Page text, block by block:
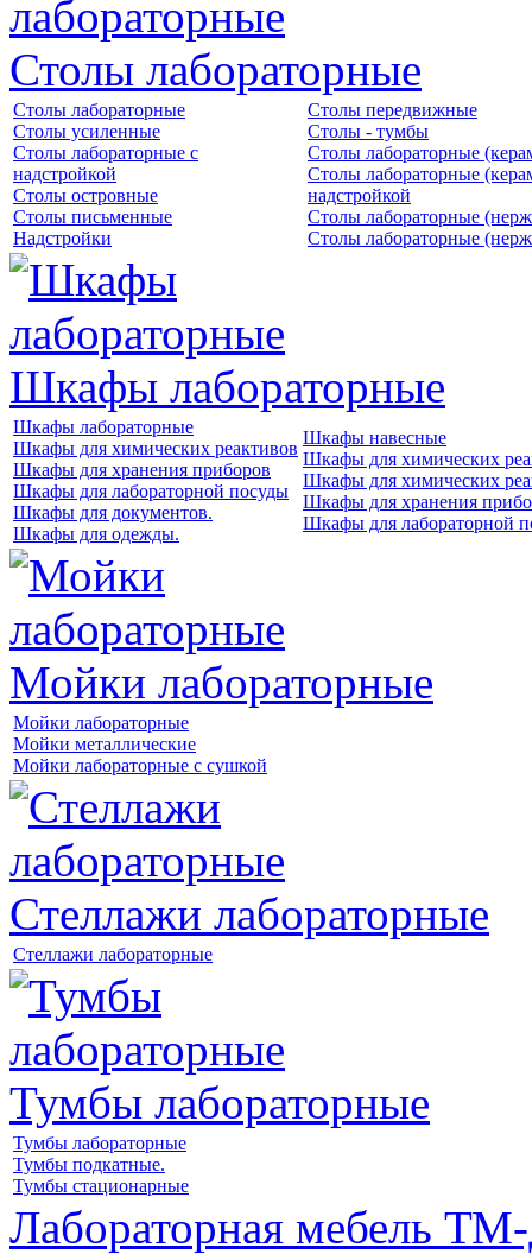
Столы лабораторные
Столы лабораторные
Столы усиленные
Столы лабораторные с
надстройкой
Столы островные
Столы письменные
Надстройки
Столы передвижные
Столы - тумбы
Столы лабораторные
Столы лабораторные
надстройкой
Столы лабораторные
Столы лабораторные
Шкафы лабораторные
Шкафы лабораторные
Шкафы для химических реактивов
Шкафы для хранения приборов
Шкафы для лабораторной посуды
Шкафы для документов.
Шкафы для одежды.
Шкафы навесные
Шкафы для химических
Шкафы для химических
Шкафы для хранения
Шкафы для лабораторной
Мойки лабораторные
Мойки лабораторные
Мойки металлические
Мойки лабораторные с сушкой
Стеллажи лабораторные
Стеллажи лабораторные
Тумбы лабораторные
Тумбы лабораторные
Тумбы подкатные.
Тумбы стационарные
Лабораторная мебель